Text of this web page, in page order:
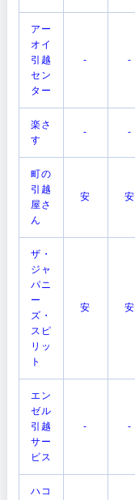
アー
オイ
引越
セン
ター
- -
楽さ
す
- -
町の
引越
屋さ
ん
安 安
ザ・
ジャ
パニ
ー
ズ・
スピ
リッ
ト
安 安
エン
ゼル
引越
サー
ビス
- -
ハコ